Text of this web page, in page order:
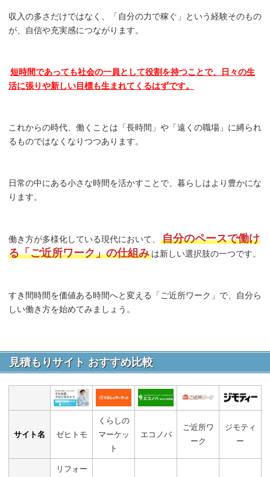
収入の多さだけではなく、「自分の力で稼ぐ」という経験そのもの
が、自信や充実感につながります。
短時間であっても社会の一員として役割を持つことで、日々の生
活に張りや新しい目標も生まれてくるはずです。
これからの時代、働くことは「長時間」や「遠くの職場」に縛られ
るものではなくなりつつあります。
日常の中にある小さな時間を活かすことで、暮らしはより豊かにな
ります。
働き方が多様化している現代において、
自分のペースで働け
る「ご近所ワーク」の仕組みは新しい選択肢の一つです。
すき間時間を価値ある時間へと変える「ご近所ワーク」で、自分ら
しい働き方を始めてみましょう。
見積もりサイト おすすめ比較
サイト名 ゼヒトモ
くらしの
マーケッ
ト
エコノバ
ご近所ワ
ーク
ジモティ
ー
リフォー